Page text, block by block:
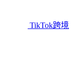
TikTok跨境